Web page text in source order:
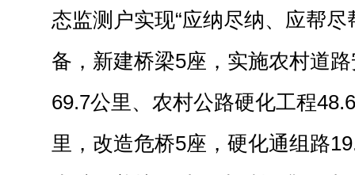
态监测户实现“应纳尽纳、应帮
备，新建桥梁5座，实施农村道
69.7公里、农村公路硬化工程
里，改造危桥5座，硬化通组路